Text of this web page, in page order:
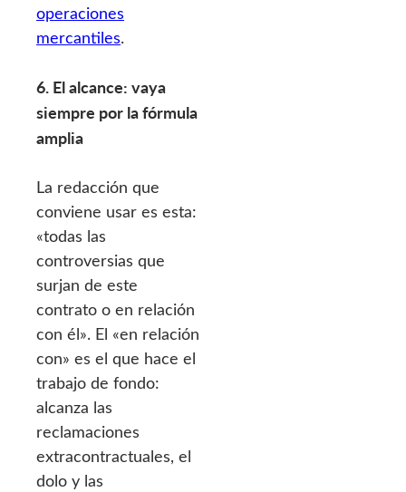
operaciones
mercantiles.
6. El alcance: vaya
siempre por la fórmula
amplia
La redacción que
conviene usar es esta:
«todas las
controversias que
surjan de este
contrato o en relación
con él». El «en relación
con» es el que hace el
trabajo de fondo:
alcanza las
reclamaciones
extracontractuales, el
dolo y las